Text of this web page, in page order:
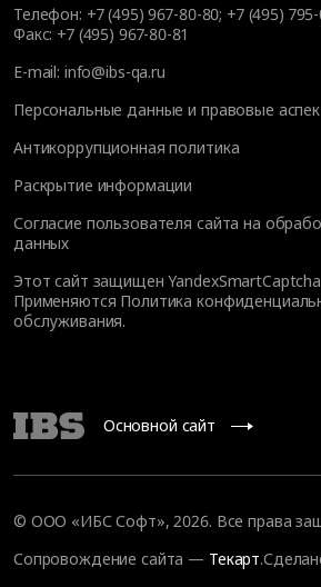
Телефон: +7 (495) 967-80-80; +7 (495) 795-
Факс: +7 (495) 967-80-81
E-mail: info@ibs-qa.ru
Персональные данные и правовые
Антикоррупционная политика
Раскрытие информации
Согласие пользователя сайта на
данных
Этот сайт защищен
Применяются Политика
обслуживания.
Основной сайт
© ООО «ИБС Софт», 2026. Все права
Сопровождение сайта — Текарт.